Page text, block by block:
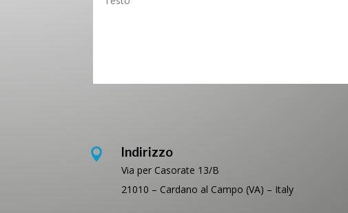
 Indirizzo
Via per Casorate 13/B
21010 – Cardano al Campo (VA) – Italy